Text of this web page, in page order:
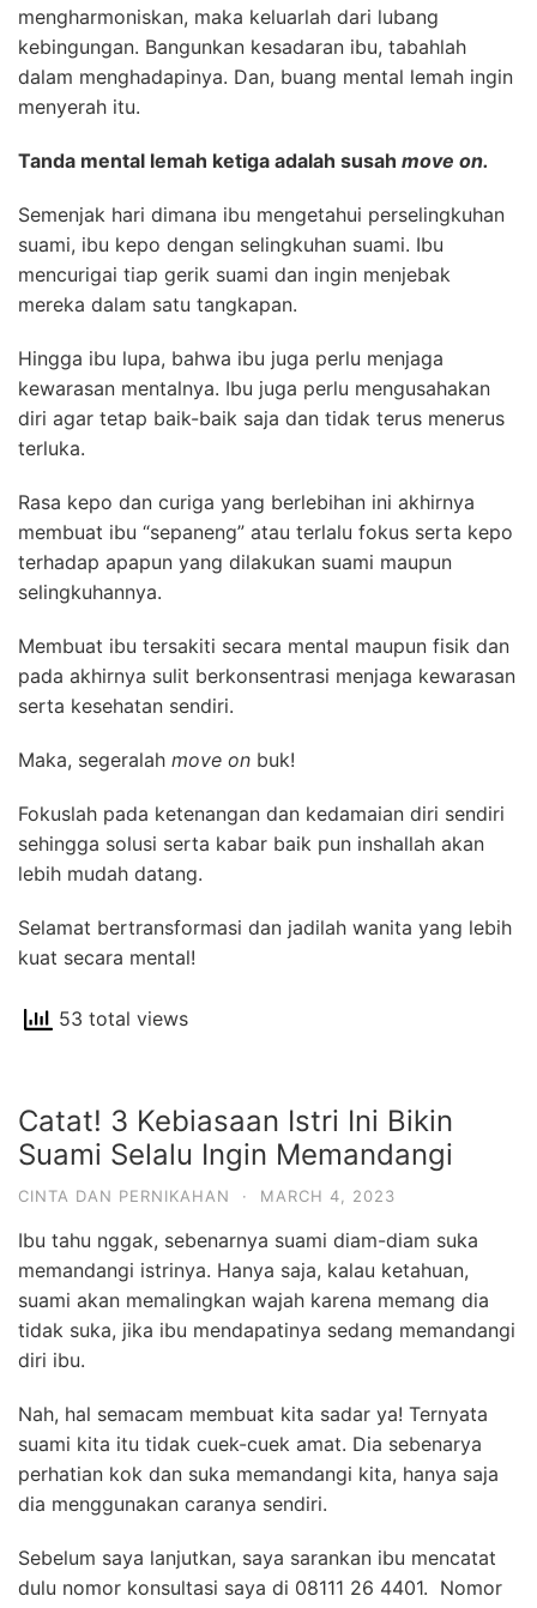
mengharmoniskan, maka keluarlah dari lubang
kebingungan. Bangunkan kesadaran ibu, tabahlah
dalam menghadapinya. Dan, buang mental lemah ingin
menyerah itu.
Tanda mental lemah ketiga adalah susah move on.
Semenjak hari dimana ibu mengetahui perselingkuhan
suami, ibu kepo dengan selingkuhan suami. Ibu
mencurigai tiap gerik suami dan ingin menjebak
mereka dalam satu tangkapan.
Hingga ibu lupa, bahwa ibu juga perlu menjaga
kewarasan mentalnya. Ibu juga perlu mengusahakan
diri agar tetap baik-baik saja dan tidak terus menerus
terluka.
Rasa kepo dan curiga yang berlebihan ini akhirnya
membuat ibu “sepaneng” atau terlalu fokus serta kepo
terhadap apapun yang dilakukan suami maupun
selingkuhannya.
Membuat ibu tersakiti secara mental maupun fisik dan
pada akhirnya sulit berkonsentrasi menjaga kewarasan
serta kesehatan sendiri.
Maka, segeralah move on buk!
Fokuslah pada ketenangan dan kedamaian diri sendiri
sehingga solusi serta kabar baik pun inshallah akan
lebih mudah datang.
Selamat bertransformasi dan jadilah wanita yang lebih
kuat secara mental!
53 total views
Catat! 3 Kebiasaan Istri Ini Bikin
Suami Selalu Ingin Memandangi
CINTA DAN PERNIKAHAN · MARCH 4, 2023
Ibu tahu nggak, sebenarnya suami diam-diam suka
memandangi istrinya. Hanya saja, kalau ketahuan,
suami akan memalingkan wajah karena memang dia
tidak suka, jika ibu mendapatinya sedang memandangi
diri ibu.
Nah, hal semacam membuat kita sadar ya! Ternyata
suami kita itu tidak cuek-cuek amat. Dia sebenarya
perhatian kok dan suka memandangi kita, hanya saja
dia menggunakan caranya sendiri.
Sebelum saya lanjutkan, saya sarankan ibu mencatat
dulu nomor konsultasi saya di 08111 26 4401. Nomor